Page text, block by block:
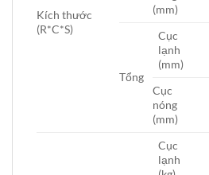
Kích thước
(R*C*S)
(mm)
Tổng
Cục
lạnh
(mm)
Cục
nóng
(mm)
Cục
lạnh